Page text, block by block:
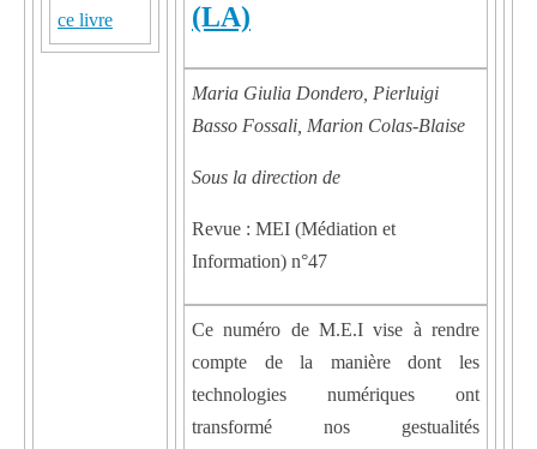
ce livre
(LA)
Maria Giulia Dondero, Pierluigi
Basso Fossali, Marion Colas-Blaise
Sous la direction de
Revue : MEI (Médiation et
Information) n°47
Ce numéro de M.E.I vise à rendre
compte de la manière dont les
technologies numériques ont
transformé nos gestualités